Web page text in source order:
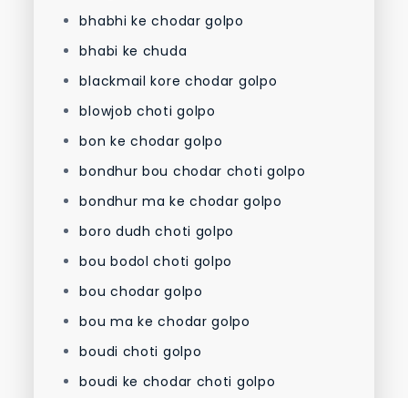
bhabhi ke chodar golpo
bhabi ke chuda
blackmail kore chodar golpo
blowjob choti golpo
bon ke chodar golpo
bondhur bou chodar choti golpo
bondhur ma ke chodar golpo
boro dudh choti golpo
bou bodol choti golpo
bou chodar golpo
bou ma ke chodar golpo
boudi choti golpo
boudi ke chodar choti golpo